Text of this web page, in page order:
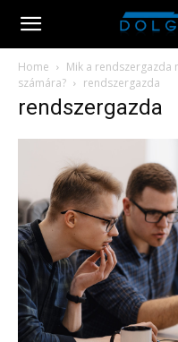
Home
Mik a rendszergazda
számára?
rendszergazda
rendszergazda